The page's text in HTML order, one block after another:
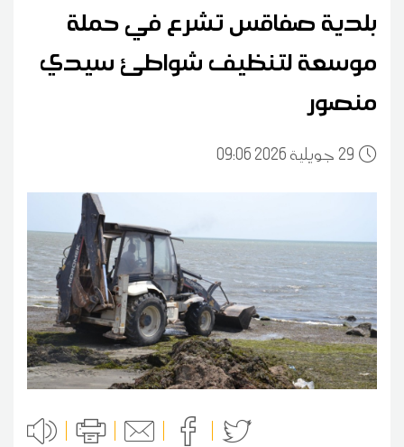
بلدية صفاقس تشرع في حملة
موسعة لتنظيف شواطئ سيدي
منصور
29 09:06 2026 جويلية